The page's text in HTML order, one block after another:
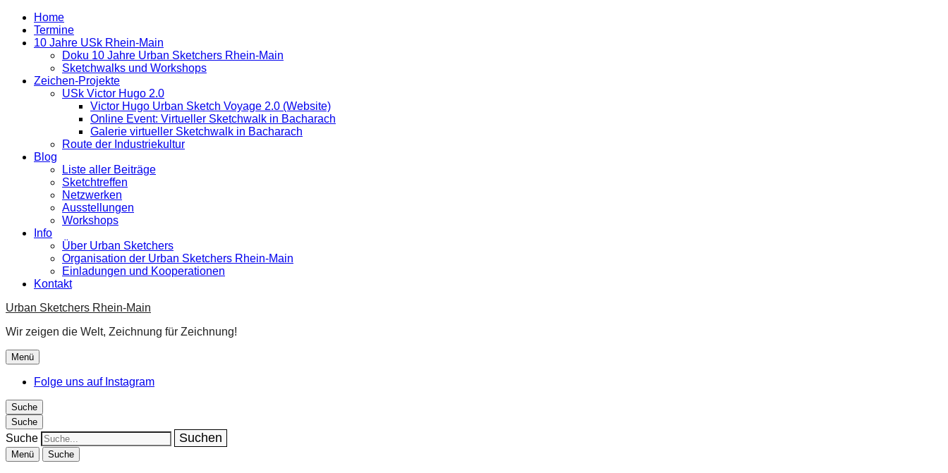
Home
Termine
10 Jahre USk Rhein-Main
Doku 10 Jahre Urban Sketchers Rhein-Main
Sketchwalks und Workshops
Zeichen-Projekte
USk Victor Hugo 2.0
Victor Hugo Urban Sketch Voyage 2.0 (Website)
Online Event: Virtueller Sketchwalk in Bacharach
Galerie virtueller Sketchwalk in Bacharach
Route der Industriekultur
Blog
Liste aller Beiträge
Sketchtreffen
Netzwerken
Ausstellungen
Workshops
Info
Über Urban Sketchers
Organisation der Urban Sketchers Rhein-Main
Einladungen und Kooperationen
Kontakt
Urban Sketchers Rhein-Main
Wir zeigen die Welt, Zeichnung für Zeichnung!
Menü
Folge uns auf Instagram
Suche
Suche
Suche
Menü Suche